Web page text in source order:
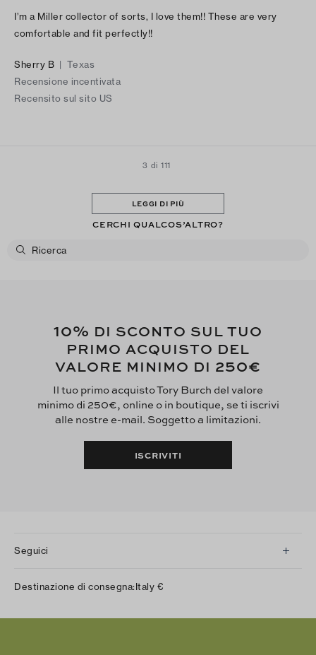
I’m a Miller collector of sorts, I love them!! These are very
comfortable and fit perfectly!!
Sherry B | Texas
Recensione incentivata
Recensito sul sito US
3 di 111
LEGGI DI PIÙ
CERCHI QUALCOS’ALTRO?
10% DI SCONTO SUL TUO
PRIMO ACQUISTO DEL
VALORE MINIMO DI 250€
Il tuo primo acquisto Tory Burch del valore
minimo di 250€, online o in boutique, se ti iscrivi
alle nostre e-mail. Soggetto a limitazioni.
ISCRIVITI
Seguici
Twitter
Destinazione di consegna:Italy €